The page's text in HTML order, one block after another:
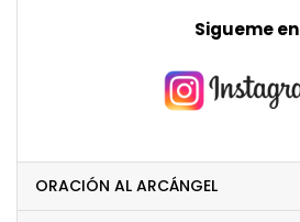
Sigueme en
ORACIÓN AL ARCÁNGEL